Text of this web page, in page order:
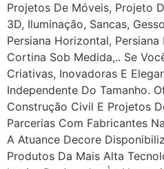
Projetos De Móveis, Projeto
3D, Iluminação, Sancas,
Persiana Horizontal,
Cortina Sob Medida,.. Se
Criativas, Inovadoras E
Independente Do Tamanho.
Construção Civil E Projetos
Parcerias Com Fabricantes
A Atuance Decore
Produtos Da Mais Alta